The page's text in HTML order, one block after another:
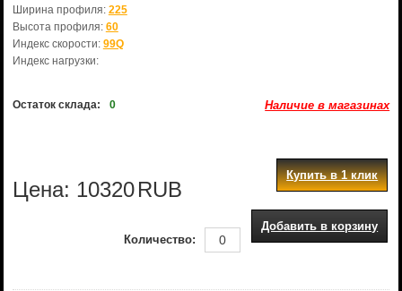
Ширина профиля: 225
Высота профиля: 60
Индекс скорости: 99Q
Индекс нагрузки:
Остаток склада: 0 Наличие в магазинах
Цена: 10320RUB
Купить в 1 клик
Добавить в корзину
Количество: